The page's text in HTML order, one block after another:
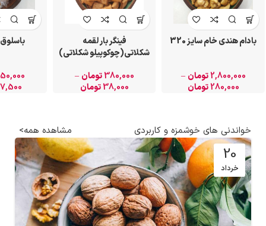
بادام هندی خام سایز 320
2,800,000تومان –
280,000تومان
فینگر بار لقمه
شکلاتی(چوکوپیلو شکلاتی)
380,000تومان –
38,000تومان
خواندنی های خوشمزه و کاربردی مشاهده همه>
20
خرداد